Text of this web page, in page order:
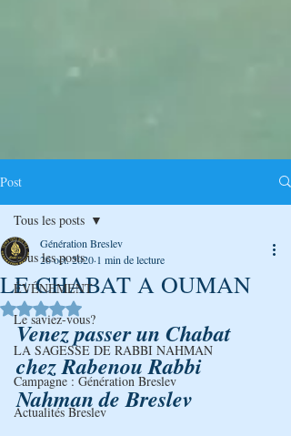
Post
Tous les posts
ÉVÉNEMENT
Le saviez-vous?
LA SAGESSE DE RABBI NAHMAN
Campagne : Génération Breslev
Actualités Breslev
Tous les posts
LE CHABAT A OUMAN
Génération Breslev
26 oct. 2020 1 min de lecture
Noté NaN étoiles sur 5.
Venez passer un Chabat
chez Rabenou Rabbi
Nahman de Breslev